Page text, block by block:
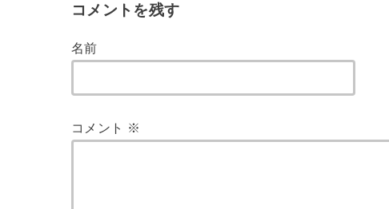
コメントを残す
名前
コメント ※